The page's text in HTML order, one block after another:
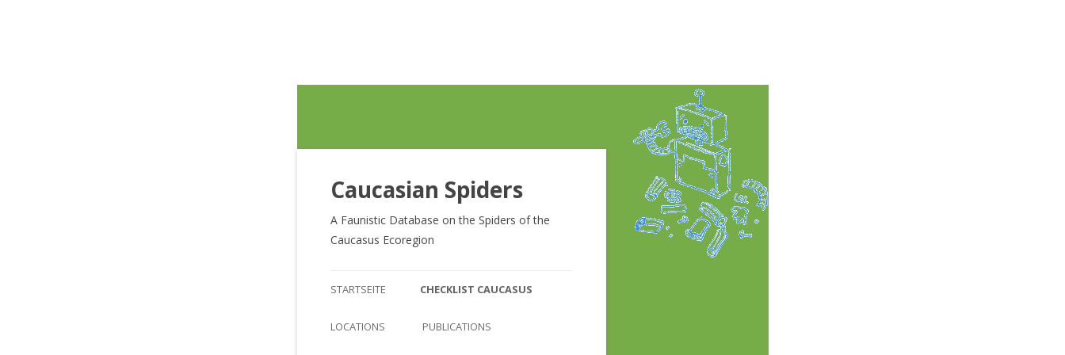
Caucasian Spiders
A Faunistic Database on the Spiders of the
Caucasus Ecoregion
Inhalt
STARTSEITE CHECKLIST CAUCASUS
CHECKLIST CAUCASUS
LOCATIONS PUBLICATIONS